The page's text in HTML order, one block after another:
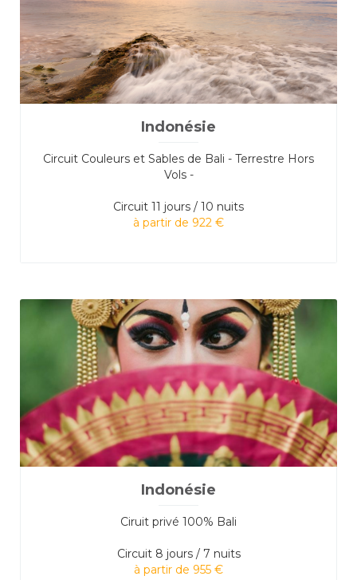
Indonésie
Circuit Couleurs et Sables de Bali - Terrestre Hors
Vols -
Circuit 11 jours / 10 nuits
à partir de 922 €
Indonésie
Ciruit privé 100% Bali
Circuit 8 jours / 7 nuits
à partir de 955 €